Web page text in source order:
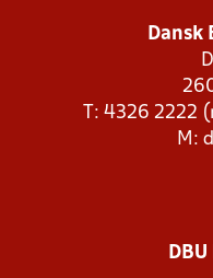
Dansk
T: 4326 2222
M: